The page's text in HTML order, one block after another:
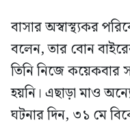
বাসার অস্বাস্থ্যকর
বলেন, তার বোন
তিনি নিজে কয়েকবার
হয়নি। এছাড়া মাও
ঘটনার দিন, ৩১ মে